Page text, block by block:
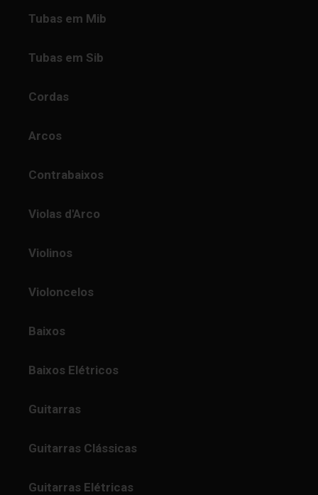
Tubas em Mib
Tubas em Sib
Cordas
Arcos
Contrabaixos
Violas d'Arco
Violinos
Violoncelos
Baixos
Baixos Elétricos
Guitarras
Guitarras Clássicas
Guitarras Elétricas